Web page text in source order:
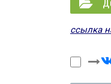
ссылка